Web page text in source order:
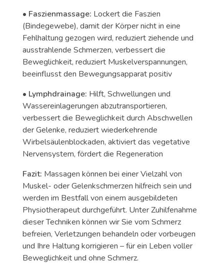
• Faszienmassage: Lockert die Faszien
(Bindegewebe), damit der Körper nicht in eine
Fehlhaltung gezogen wird, reduziert ziehende und
ausstrahlende Schmerzen, verbessert die
Beweglichkeit, reduziert Muskelverspannungen,
beeinflusst den Bewegungsapparat positiv
• Lymphdrainage: Hilft, Schwellungen und
Wassereinlagerungen abzutransportieren,
verbessert die Beweglichkeit durch Abschwellen
der Gelenke, reduziert wiederkehrende
Wirbelsäulenblockaden, aktiviert das vegetative
Nervensystem, fördert die Regeneration
Fazit: Massagen können bei einer Vielzahl von
Muskel- oder Gelenkschmerzen hilfreich sein und
werden im Bestfall von einem ausgebildeten
Physiotherapeut durchgeführt. Unter Zuhilfenahme
dieser Techniken können wir Sie vom Schmerz
befreien, Verletzungen behandeln oder vorbeugen
und Ihre Haltung korrigieren – für ein Leben voller
Beweglichkeit und ohne Schmerz.